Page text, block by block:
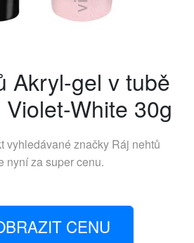
Akryl-gel v tubě
White 30g
vyhledávané značky Ráj nehtů
nyní za super cenu.
CENU